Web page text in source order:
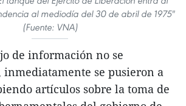
al mediodía del 30 de abril de 1975"
(Fuente: VNA)
de información no se
se pusieron a
artículos sobre la toma de